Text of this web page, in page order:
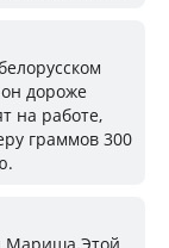
он дороже
на работе,
граммов 300